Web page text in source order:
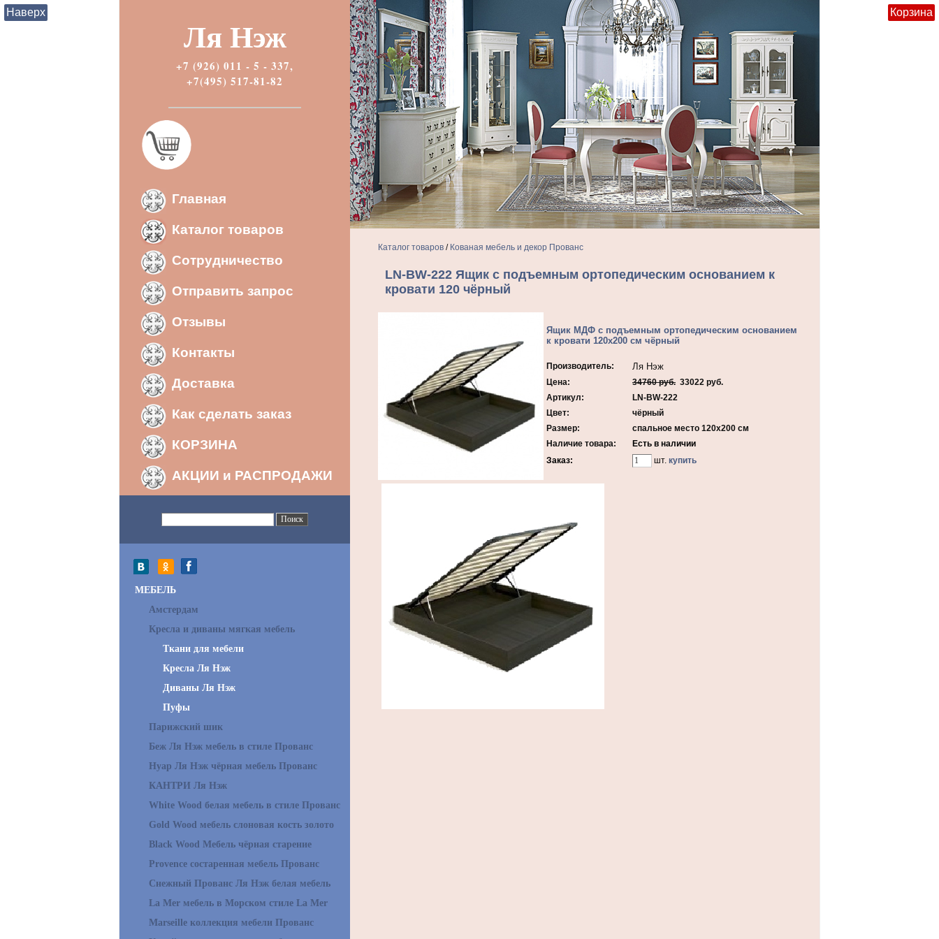
Ля Нэж
+7 (926) 011 - 5 - 337,
+7(495) 517-81-82
Главная
Каталог товаров
Сотрудничество
Отправить запрос
Отзывы
Контакты
Доставка
Как сделать заказ
КОРЗИНА
АКЦИИ и РАСПРОДАЖИ
МЕБЕЛЬ
Амстердам
Кресла и диваны мягкая мебель
Ткани для мебели
Кресла Ля Нэж
Диваны Ля Нэж
Пуфы
Парижский шик
Беж Ля Нэж мебель в стиле Прованс
Нуар Ля Нэж чёрная мебель Прованс
КАНТРИ Ля Нэж
White Wood белая мебель в стиле Прованс
Gold Wood мебель слоновая кость золото
Black Wood Мебель чёрная старение
Provence состаренная мебель Прованс
Снежный Прованс Ля Нэж белая мебель
La Mer мебель в Морском стиле La Mer
Marseille коллекция мебели Прованс
Каталог товаров / Кованая мебель и декор Прованс
Корзина
LN-BW-222 Ящик с подъемным ортопедическим основанием к
кровати 120 чёрный
Ящик МДФ с подъемным ортопедическим основанием
к кровати 120х200 см чёрный
Производитель: Ля Нэж
Цена: 34760 руб. 33022 руб.
Артикул:
LN-BW-222
Цвет:
чёрный
Размер:
спальное место 120х200 см
Наличие товара:
Есть в наличии
Заказ:
шт. купить
Наверх